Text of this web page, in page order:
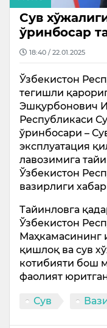
Сув
ўринбосар
18:40 / 22.01.2025
Ўзбекистон
тегишли
Эшқурбонович
Республикаси
ўринбосари –
эксплуатация
лавозимига
Ўзбекистон
вазирлиги
Тайинловга
Ўзбекистон
Маҳкамасининг
қишлоқ ва сув
котибияти бош
фаолият
Сув